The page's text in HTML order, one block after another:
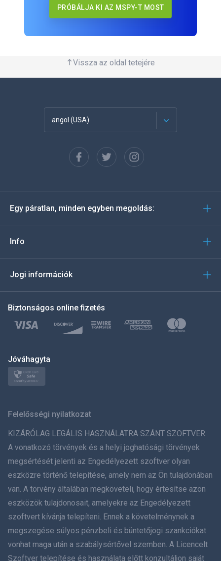
PRÓBÁLJA KI AZ MSPY-T MOST
Vissza az oldal tetejére
angol (USA)
Español
Deutsch
Türkçe
Polski
ภาษาไทย
简体中文
Dansk
हिंदी
עברית
Egy páratlan, minden egyben megoldás:
Info
Jogi információk
Biztonságos online fizetés
Jóváhagyta
Felelősségi nyilatkozat
KIZÁRÓLAG LEGÁLIS HASZNÁLATRA SZÁNT SZOFTVER.
A vonatkozó törvények és a helyi joghatósági törvények
megsértését jelenti az Engedélyezett szoftver olyan
eszközre történő telepítése, amely nem az Ön tulajdonában
van. A törvény általában megköveteli, hogy értesítse azon
eszközök tulajdonosait, amelyekre az Engedélyezett
szoftvert kívánja telepíteni. Ennek a követelménynek a
megszegése súlyos pénzbeli és büntetőjogi szankciókat
vonhat maga után a szabálysértővel szemben. A Licencelt
Szoftver telepítése és használata előtt konzultáljon saját